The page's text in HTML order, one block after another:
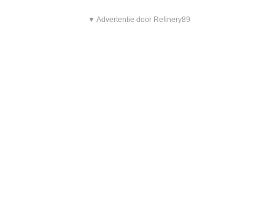
▼ Advertentie door Refinery89